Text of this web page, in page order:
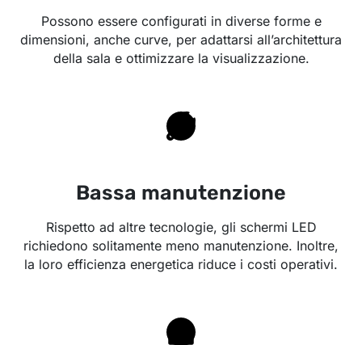
Possono essere configurati in diverse forme e
dimensioni, anche curve, per adattarsi all’architettura
della sala e ottimizzare la visualizzazione.
Bassa manutenzione
Rispetto ad altre tecnologie, gli schermi LED
richiedono solitamente meno manutenzione. Inoltre,
la loro efficienza energetica riduce i costi operativi.